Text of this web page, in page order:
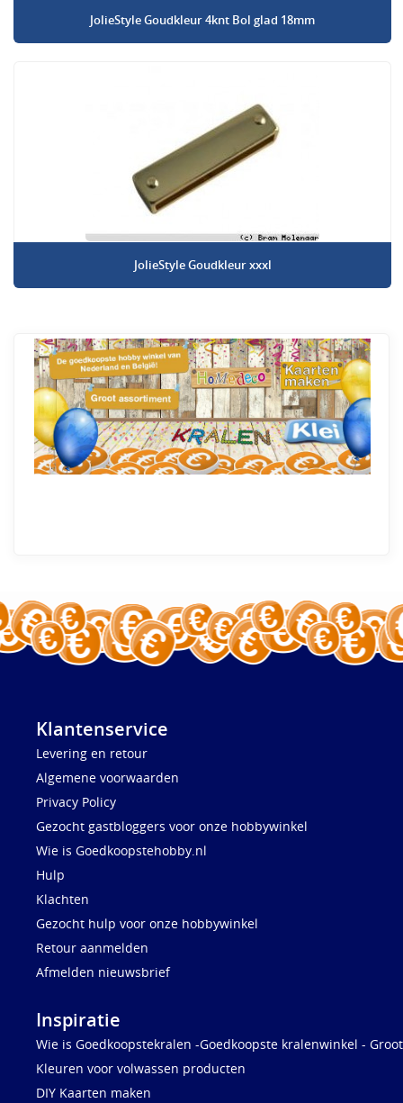
JolieStyle Goudkleur 4knt Bol glad 18mm
JolieStyle Goudkleur xxxl
Klantenservice
Levering en retour
Algemene voorwaarden
Privacy Policy
Gezocht gastbloggers voor onze hobbywinkel
Wie is Goedkoopstehobby.nl
Hulp
Klachten
Gezocht hulp voor onze hobbywinkel
Retour aanmelden
Afmelden nieuwsbrief
Inspiratie
Wie is Goedkoopstekralen -Goedkoopste kralenwinkel -
Kleuren voor volwassen producten
DIY Kaarten maken